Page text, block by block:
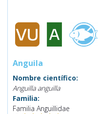
Anguila
Nombre científico:
Anguilla anguilla
Familia:
Familia Anguillidae